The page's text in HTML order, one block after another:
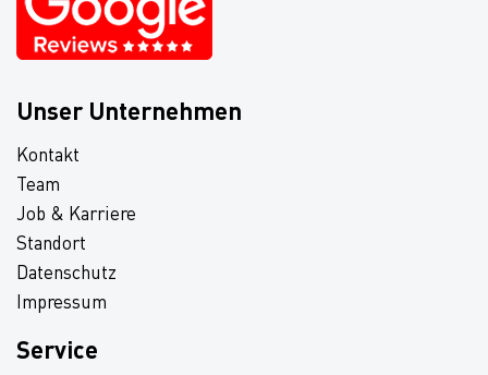
Unser Unternehmen
Kontakt
Team
Job & Karriere
Standort
Datenschutz
Impressum
Service